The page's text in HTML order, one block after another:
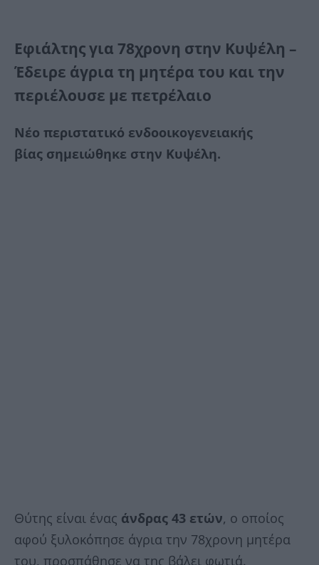
Εφιάλτης για 78χρονη στην Κυψέλη –
Έδειρε άγρια τη μητέρα του και την
περιέλουσε με πετρέλαιο
Νέο περιστατικό ενδοοικογενειακής
βίας σημειώθηκε στην Κυψέλη.
Θύτης είναι ένας άνδρας 43 ετών, ο οποίος
αφού ξυλοκόπησε άγρια την 78χρονη μητέρα
του, προσπάθησε να της βάλει φωτιά.